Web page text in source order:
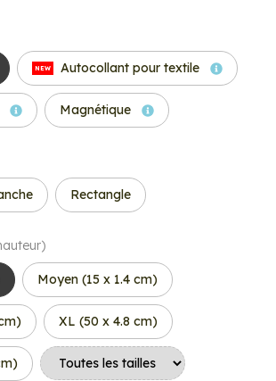
NEW Autocollant pour textile
Magnétique
Rectangle
Moyen (15 x 1.4 cm)
XL (50 x 4.8 cm)